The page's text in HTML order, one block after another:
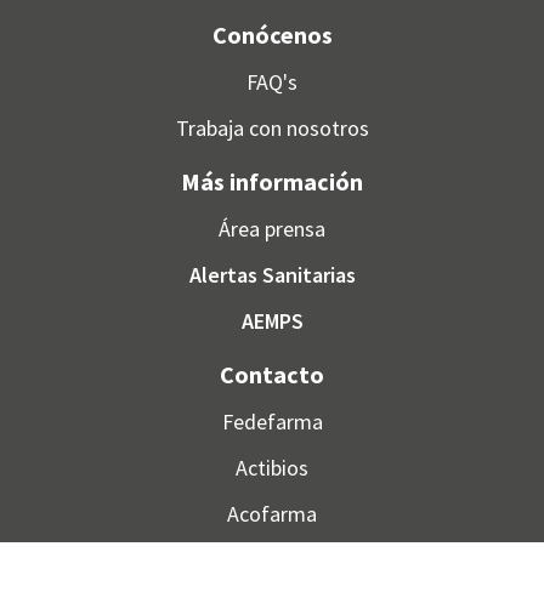
Conócenos
FAQ's
Trabaja con nosotros
Más información
Área prensa
Alertas Sanitarias
AEMPS
Contacto
Fedefarma
Actibios
Acofarma